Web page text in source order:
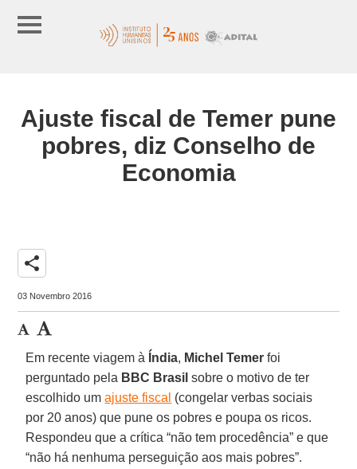
Ajuste fiscal de Temer pune
pobres, diz Conselho de
Economia
share
03 Novembro 2016
Em recente viagem à Índia, Michel Temer foi
perguntado pela BBC Brasil sobre o motivo de ter
escolhido umajuste fiscal (congelar verbas sociais
por 20 anos) que pune os pobres e poupa os ricos.
Respondeu que a crítica “não tem procedência” e que
“não há nenhuma perseguição aos mais pobres”.